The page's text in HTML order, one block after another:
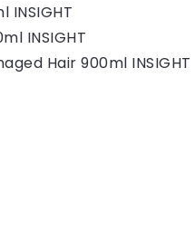
INSIGHT
INSIGHT
Hair 900ml INSIGHT